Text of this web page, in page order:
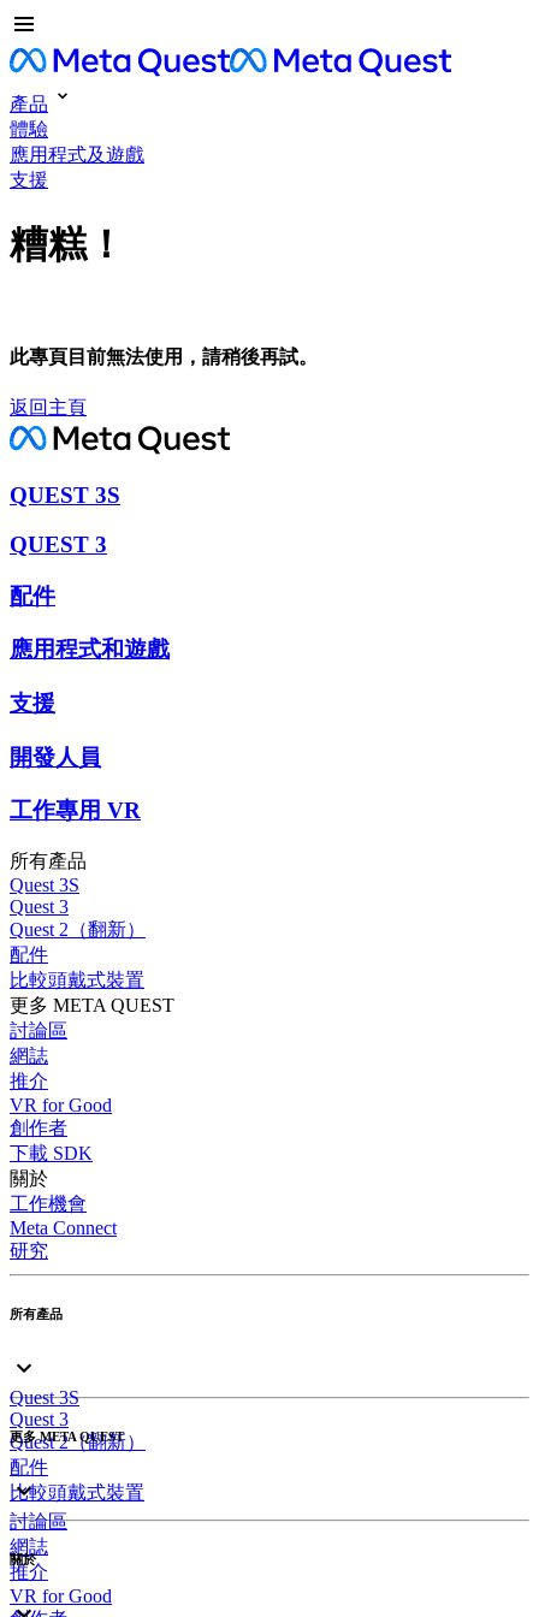
產品
體驗
應用程式及遊戲
支援
糟糕！
此專頁目前無法使用，請稍後再試。
返回主頁
QUEST 3S
QUEST 3
配件
應用程式和遊戲
支援
開發人員
工作專用 VR
所有產品
Quest 3S
Quest 3
Quest 2（翻新）
配件
比較頭戴式裝置
更多 META QUEST
討論區
網誌
推介
VR for Good
創作者
下載 SDK
關於
工作機會
Meta Connect
研究
所有產品
Quest 3S
Quest 3
Quest 2（翻新）
配件
比較頭戴式裝置
更多 META QUEST
討論區
網誌
推介
VR for Good
關於